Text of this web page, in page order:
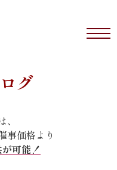
グ
事価格より
可能！